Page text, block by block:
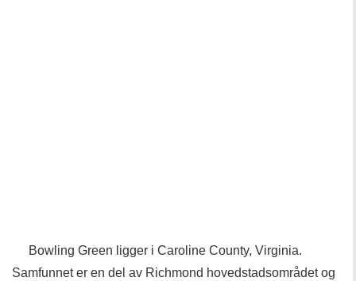
Bowling Green ligger i Caroline County, Virginia.
Samfunnet er en del av Richmond hovedstadsområdet og